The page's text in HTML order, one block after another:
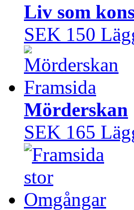
Liv som
SEK 150
Mörderskan
SEK 165